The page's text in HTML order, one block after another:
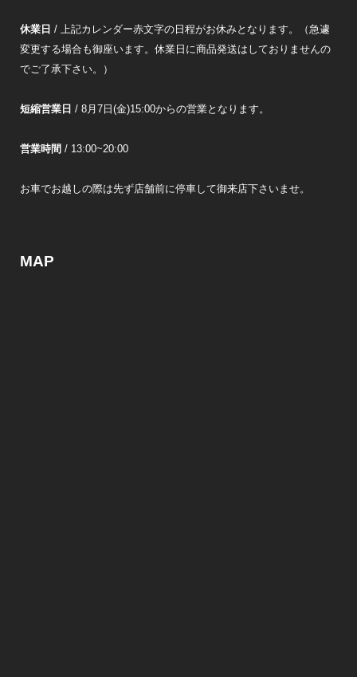
休業日 / 上記カレンダー赤文字の日程がお休みとなります。（急遽
変更する場合も御座います。休業日に商品発送はしておりませんの
でご了承下さい。）
短縮営業日 / 8月7日(金)15:00からの営業となります。
営業時間 / 13:00~20:00
お車でお越しの際は先ず店舗前に停車して御来店下さいませ。
MAP